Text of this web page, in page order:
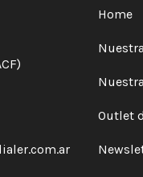
Home
Outlet